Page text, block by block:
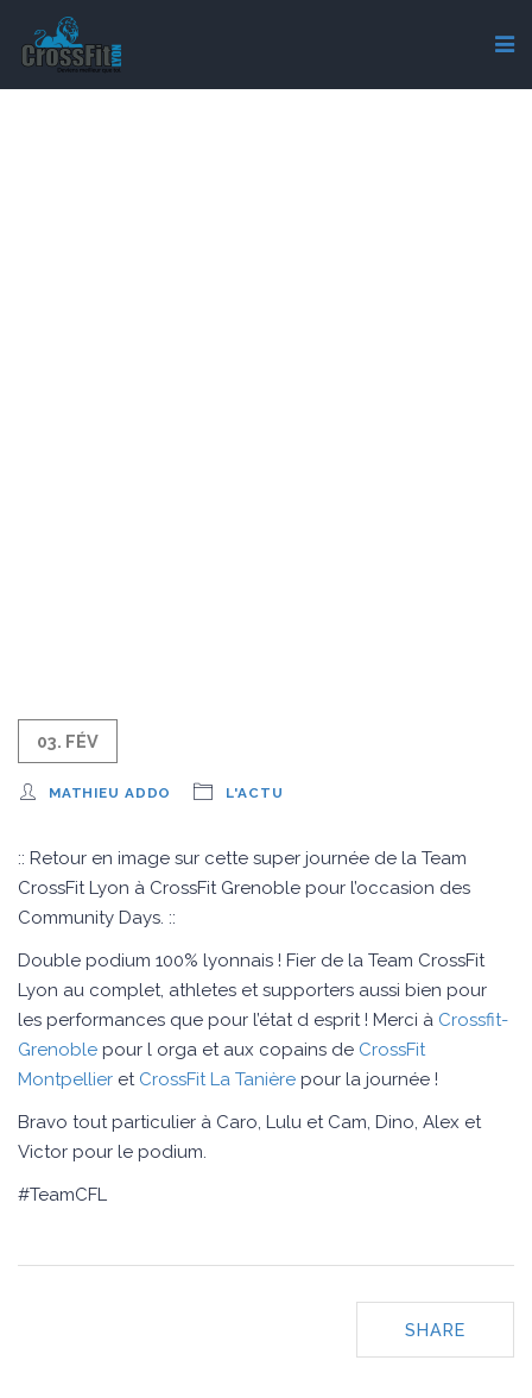
03. FÉV
MATHIEU ADDO L'ACTU
:: Retour en image sur cette super journée de la Team
CrossFit Lyon à CrossFit Grenoble pour l’occasion des
Community Days. ::
Double podium 100% lyonnais ! Fier de la Team CrossFit
Lyon au complet, athletes et supporters aussi bien pour
les performances que pour l’état d esprit ! Merci à Crossfit-
Grenoble pour l orga et aux copains de CrossFit
Montpellier et CrossFit La Tanière pour la journée !
Bravo tout particulier à Caro, Lulu et Cam, Dino, Alex et
Victor pour le podium.
#TeamCFL
SHARE